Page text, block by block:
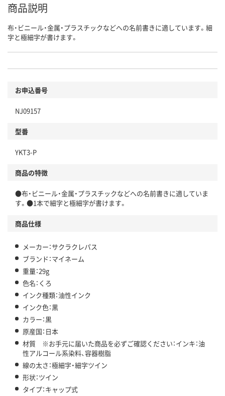
商品説明
布・ビニール・金属・プラスチックなどへの名前書きに適しています。細
字と極細字が書けます。
お申込番号
NJ09157
型番
YKT3-P
商品の特徴
●布・ビニール・金属・プラスチックなどへの名前書きに適していま
す。●1本で細字と極細字が書けます。
商品仕様
メーカー：サクラクレパス
ブランド：マイネーム
重量：29g
色名：くろ
インク種類：油性インク
インク色：黒
カラー：黒
原産国：日本
材質 ※お手元に届いた商品を必ずご確認ください：インキ：油
性アルコール系染料、容器樹脂
線の太さ：極細字・細字ツイン
形状：ツイン
タイプ：キャップ式